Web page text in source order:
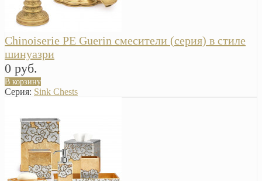
Chinoiserie PE Guerin смесители (серия) в стиле
шинуазри
0 руб.
В корзину
Серия: Sink Chests